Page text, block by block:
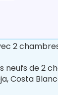
2
de 2
Costa